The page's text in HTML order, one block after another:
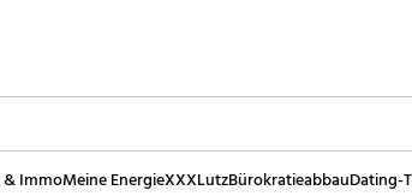
ImmoMeine EnergieXXXLutzBürokratieabbauDating-